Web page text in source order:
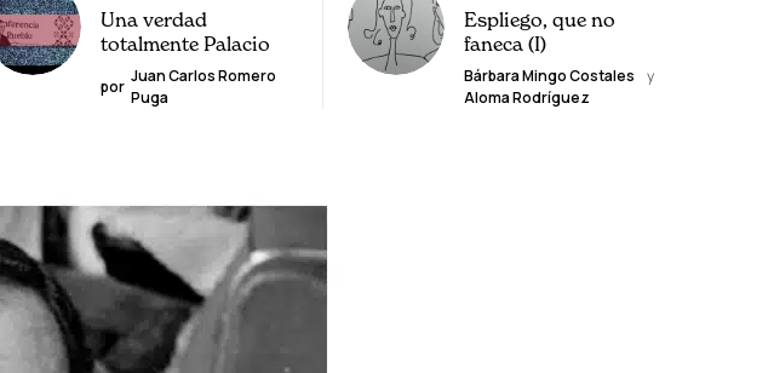
Una verdad
totalmente Palacio
por
Juan Carlos Romero
Puga
Espliego, que no
faneca (I)
Bárbara Mingo Costales
y
Aloma Rodríguez